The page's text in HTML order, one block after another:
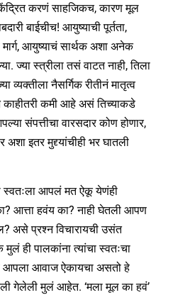
करणं साहजिकच, कारण मूल
बाईचीच! आयुष्याची पूर्तता,
आयुष्याचं सार्थक अशा अनेक
ज्या स्त्रीला तसं वाटत नाही, तिला
व्यक्तीला नैसर्गिक रीतीनं मातृत्व
काहीतरी कमी आहे असं तिच्याकडे
संपत्तीचा वारसदार कोण होणार,
इतर मुद्द्यांचीही भर घातली
स्वतःला आपलं मत ऐकू येणंही
आत्ता हवंय का? नाही घेतली आपण
असे प्रश्न विचारायची उसंत
ही पालकांना त्यांचा स्वतःचा
आवाज ऐकायचा असतो हे
गेलेली मुलं आहेत. ‘मला मूल का हवं’